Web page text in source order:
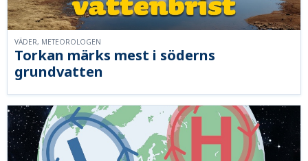
Torkan märks mest i söderns
grundvatten
VÄDER, METEOROLOGEN